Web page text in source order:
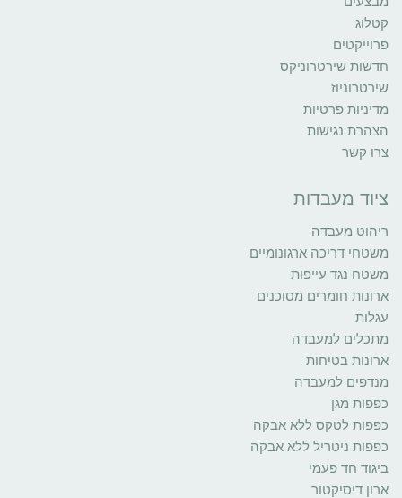
קטלוג
פרוייקטים
חדשות שירטרוניקס
שירטרוניוז
מדיניות פרטיות
הצהרת נגישות
צרו קשר
ציוד מעבדות
ריהוט מעבדה
משטחי דריכה ארגונומיים
משטח נגד עייפות
ארונות חומרים מסוכנים
עגלות
מתכלים למעבדה
ארונות בטיחות
מנדפים למעבדה
כפפות מגן
כפפות לטקס ללא אבקה
כפפות ניטריל ללא אבקה
ביגוד חד פעמי
ארון דיסיקטור